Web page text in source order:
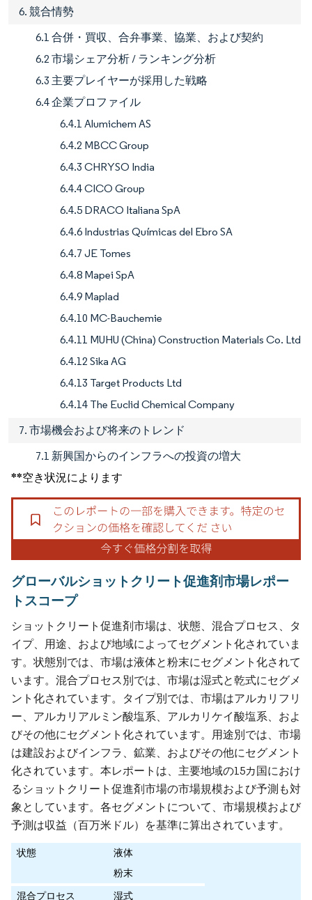
6. 競合情勢
6.1 合併・買収、合弁事業、協業、および契約
6.2 市場シェア分析 / ランキング分析
6.3 主要プレイヤーが採用した戦略
6.4 企業プロファイル
6.4.1 Alumichem AS
6.4.2 MBCC Group
6.4.3 CHRYSO India
6.4.4 CICO Group
6.4.5 DRACO Italiana SpA
6.4.6 Industrias Químicas del Ebro SA
6.4.7 JE Tomes
6.4.8 Mapei SpA
6.4.9 Maplad
6.4.10 MC-Bauchemie
6.4.11 MUHU (China) Construction Materials Co. Ltd
6.4.12 Sika AG
6.4.13 Target Products Ltd
6.4.14 The Euclid Chemical Company
7. 市場機会および将来のトレンド
7.1 新興国からのインフラへの投資の増大
**空き状況によります
グローバルショットクリート促進剤市場レポー
トスコープ
ショットクリート促進剤市場は、状態、混合プロセス、タ
イプ、用途、および地域によってセグメント化されていま
す。状態別では、市場は液体と粉末にセグメント化されて
います。混合プロセス別では、市場は湿式と乾式にセグメ
ント化されています。タイプ別では、市場はアルカリフリ
ー、アルカリアルミン酸塩系、アルカリケイ酸塩系、およ
びその他にセグメント化されています。用途別では、市場
は建設およびインフラ、鉱業、およびその他にセグメント
化されています。本レポートは、主要地域の15カ国におけ
るショットクリート促進剤市場の市場規模および予測も対
象としています。各セグメントについて、市場規模および
予測は収益（百万米ドル）を基準に算出されています。
状態
液体
粉末
混合プロセス
湿式